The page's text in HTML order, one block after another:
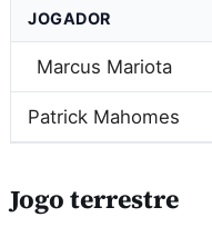
JOGADOR
Marcus Mariota
Patrick Mahomes
Jogo terrestre